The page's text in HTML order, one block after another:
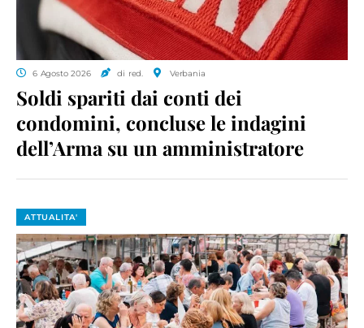
6 Agosto 2026 di red. Verbania
Soldi spariti dai conti dei
condomini, concluse le indagini
dell’Arma su un amministratore
ATTUALITA'